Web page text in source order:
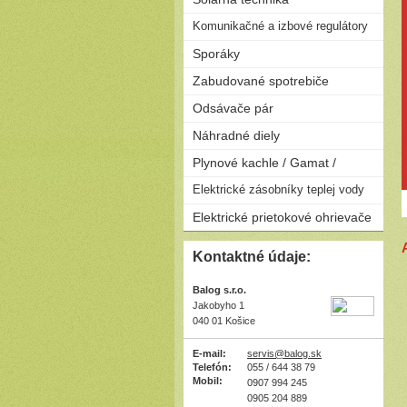
Peletizačné kotly
uhlie
Solárne zostavy - ploché
Solárne zostavy - vákuové
Komunikačné a izbové regulátory
Regulátory
Sporáky
Plynové
Kombinované
Zabudované spotrebiče
Rúry
Umývačky riadu
Odsávače pár
Komínové
Ostrovčekové
Náhradné diely
Plynové kachle / Gamat /
Plynové kachle
Elektrické zásobníky teplej vody
Závesné
Ležaté
Elektrické prietokové ohrievače
Elektrické prietokové
ohrievače
Kontaktné údaje:
Balog s.r.o.
Jakobyho 1
040 01 Košice
E-mail:
servis@balog.sk
Telefón:
055 / 644 38 79
Mobil:
0907 994 245
0905 204 889